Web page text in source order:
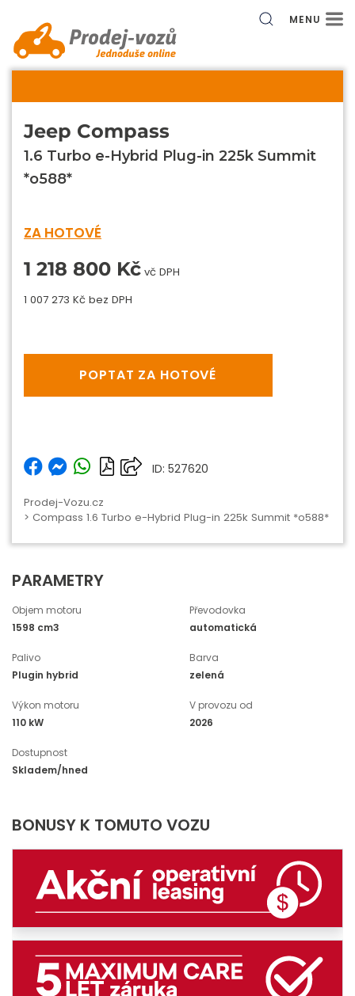
MENU
Jeep Compass
1.6 Turbo e-Hybrid Plug-in 225k Summit
*o588*
ZA HOTOVÉ
1 218 800 Kč vč DPH
1 007 273 Kč bez DPH
POPTAT ZA HOTOVÉ
ID: 527620
Prodej-Vozu.cz
> Compass 1.6 Turbo e-Hybrid Plug-in 225k Summit *o588*
PARAMETRY
Objem motoru
1598 cm3
Převodovka
automatická
Palivo
Plugin hybrid
Barva
zelená
Výkon motoru
110 kW
V provozu od
2026
Dostupnost
Skladem/hned
BONUSY K TOMUTO VOZU